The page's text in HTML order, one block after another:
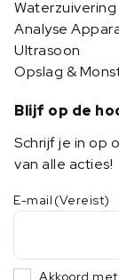
Waterzuivering
Analyse
Ultrasoon
Opslag &
Blijf op de
Schrijf je in op
van alle acties!
E-mail (Vereist)
Akkoord